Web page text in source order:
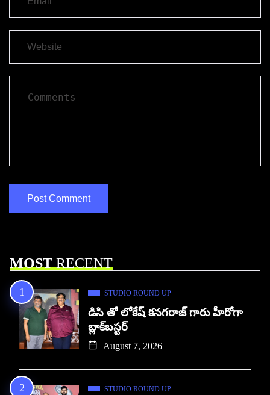
MOSTRECENT
STUDIO ROUND UP
డిసి తో లోకేష్ కనగరాజ్ గారు హీరోగా
బ్లాక్‌బస్టర్
August 7, 2026
STUDIO ROUND UP